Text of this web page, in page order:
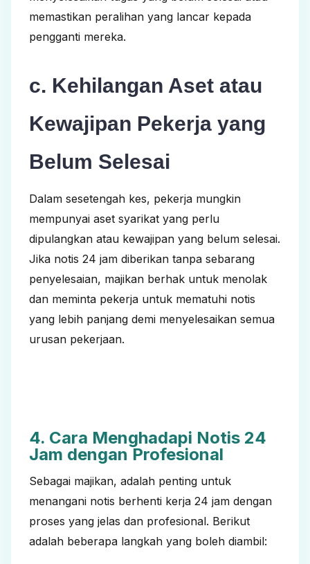
memastikan peralihan yang lancar kepada
pengganti mereka.
c. Kehilangan Aset atau
Kewajipan Pekerja yang
Belum Selesai
Dalam sesetengah kes, pekerja mungkin
mempunyai aset syarikat yang perlu
dipulangkan atau kewajipan yang belum selesai.
Jika notis 24 jam diberikan tanpa sebarang
penyelesaian, majikan berhak untuk menolak
dan meminta pekerja untuk mematuhi notis
yang lebih panjang demi menyelesaikan semua
urusan pekerjaan.
4. Cara Menghadapi Notis 24
Jam dengan Profesional
Sebagai majikan, adalah penting untuk
menangani notis berhenti kerja 24 jam dengan
proses yang jelas dan profesional. Berikut
adalah beberapa langkah yang boleh diambil: